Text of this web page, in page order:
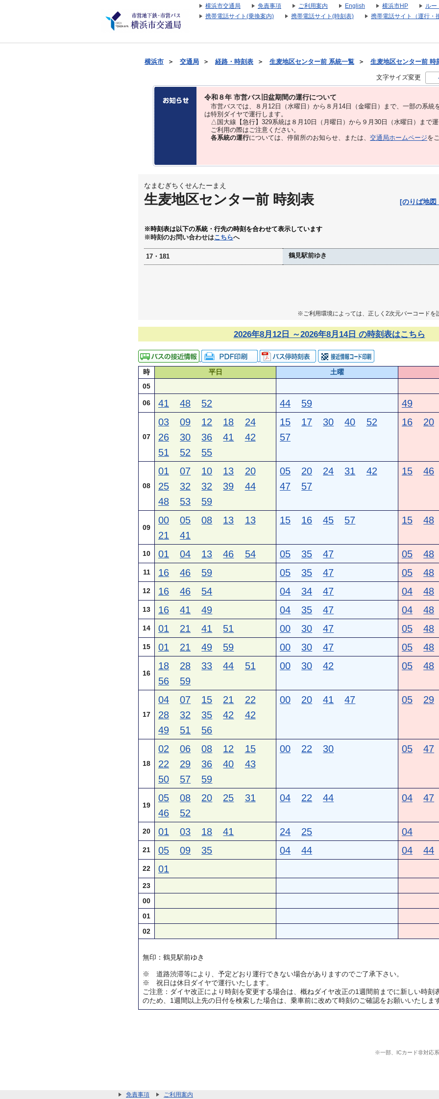
横浜市交通局 免責事項 ご利用案内 English 横浜市HP
ルー
携帯電話サイト(乗換案内)
携帯電話サイト(時刻表) 携帯電話サイト（運行・
横浜市 ＞ 交通局 ＞ 経路・時刻表 ＞ 生麦地区センター前 系統一覧 ＞ 生麦地区センター前 時
文字サイズ変更
令和８年 市営バス旧盆期間の運行について
市営バスでは、８⽉12⽇（水曜日）から８⽉14⽇（金曜日）まで、⼀部の系統
は特別ダイヤで運⾏します。
△国大線【急行】329系統は８月10日（月曜日）から９月30日（水曜日）まで
ご利用の際はご注意ください。
各系統の運行については、停留所のお知らせ、または、 交通局ホームページを
なまむぎちくせんたーまえ
生麦地区センター前 時刻表 [のりば地図
※時刻表は以下の系統・行先の時刻を合わせて表示しています
※時刻のお問い合わせはこちらへ
17・181 鶴見駅前ゆき
※ご利用環境によっては、正しく2次元バーコードを
2026年8月12日 ～2026年8月14日 の時刻表はこちら
時 平日
土曜
05
06 41 48 52 44 59 49
07
03 09 12 18
24
26
30 36 41
42
51
52 55
15 17 30 40
52
57
16 20
08
01 07 10 13
20
25
32 32 39
44
48
53 59
05 20 24 31
42
47
57
15 46
09
00 05 08 13
13
21
41
15 16 45 57 15 48
10 01 04 13 46 54 05 35 47 05 48
11 16 46 59 05 35 47 05 48
12 16 46 54 04 34 47 04 48
13 16 41 49 04 35 47 04 48
14 01 21 41 51 00 30 47 05 48
15 01 21 49 59 00 30 47 05 48
16
18 28 33 44
51
56
59
00 30 42 05 48
17
04 07 15 21
22
28
32 35 42
42
49
51 56
00 20 41 47 05 29
18
02 06 08 12
15
22
29 36 40
43
50
57 59
00 22 30 05 47
19
05 08 20 25
31
46
52
04 22 44 04 47
20 01 03 18 41 24 25 04
21 05 09 35 04 44 04 44
22 01
23
00
01
02
無印：鶴見駅前ゆき
※ 道路渋滞等により、予定どおり運行できない場合がありますのでご了承下さい。
※ 祝日は休日ダイヤで運行いたします。
ご注意：ダイヤ改正により時刻を変更する場合は、概ねダイヤ改正の1週間前までに新しい時刻
のため、1週間以上先の日付を検索した場合は、乗車前に改めて時刻のご確認をお願いいたしま
※一部、ICカード非対応
免責事項 ご利用案内